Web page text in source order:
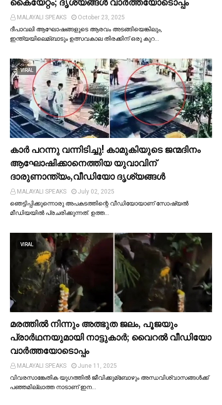
MALAYALI SPEAKS
October 23, 2025
ദീപാവലി ആഘോഷങ്ങളുടെ ആരവം അടങ്ങിയെങ്കിലും,
ഇന്ത്യയിലെമ്ബാടും ഉത്സവകാല തിരക്കിന് ഒരു കുറ…
VIRAL
കാര്‍ പറന്നു വന്നിടിച്ചു! കാമുകിയുടെ ജന്മദിനം
ആഘോഷിക്കാനെത്തിയ യുവാവിന്
ദാരുണാന്ത്യം,വീഡിയോ ദൃശ്യങ്ങൾ
MALAYALI SPEAKS
July 02, 2025
ഞെട്ടിപ്പിക്കുന്നൊരു അപകടത്തിന്റെ വീഡിയോയാണ് സോഷ്യല്‍
മീഡിയയില്‍ പ്രചരിക്കുന്നത്. ഉത്ത…
VIRAL
മരത്തില്‍ നിന്നും അത്ഭുത ജലം, പൂജയും
പ്രാര്‍ഥനയുമായി നാട്ടുകാര്‍; വൈറൽ വീഡിയോ
വാർത്തയോടൊപ്പം
MALAYALI SPEAKS
June 11, 2025
വിവരസാങ്കേതിക യുഗത്തില്‍ ജീവിക്കുമ്ബോഴും അന്ധവിശ്വാസങ്ങള്‍ക്ക്
പഞ്ഞമില്ലാത്ത നാടാണ് ഇന…